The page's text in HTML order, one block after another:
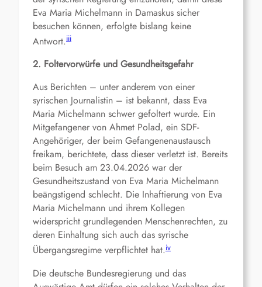
Eva Maria Michelmann in Damaskus sicher
besuchen können, erfolgte bislang keine
Antwort.iii
2. Foltervorwürfe und Gesundheitsgefahr
Aus Berichten – unter anderem von einer
syrischen Journalistin – ist bekannt, dass Eva
Maria Michelmann schwer gefoltert wurde. Ein
Mitgefangener von Ahmet Polad, ein SDF-
Angehöriger, der beim Gefangenenaustausch
freikam, berichtete, dass dieser verletzt ist. Bereits
beim Besuch am 23.04.2026 war der
Gesundheitszustand von Eva Maria Michelmann
beängstigend schlecht. Die Inhaftierung von Eva
Maria Michelmann und ihrem Kollegen
widerspricht grundlegenden Menschenrechten, zu
deren Einhaltung sich auch das syrische
Übergangsregime verpflichtet hat.iv
Die deutsche Bundesregierung und das